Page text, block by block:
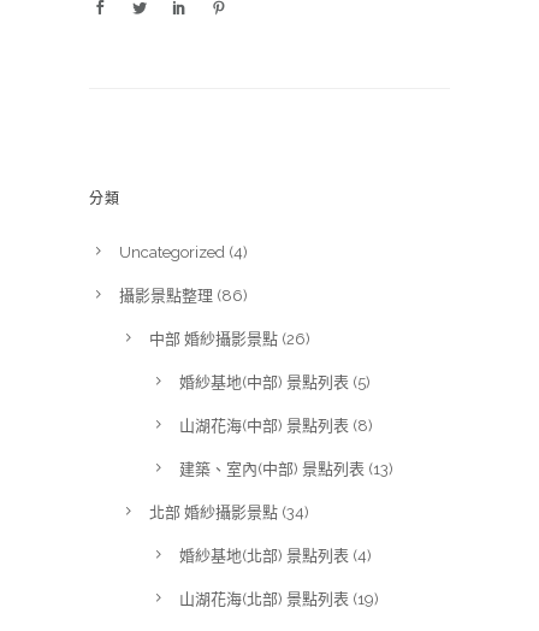
分類
Uncategorized (4)
攝影景點整理 (86)
中部 婚紗攝影景點 (26)
婚紗基地(中部) 景點列表 (5)
山湖花海(中部) 景點列表 (8)
建築、室內(中部) 景點列表 (13)
北部 婚紗攝影景點 (34)
婚紗基地(北部) 景點列表 (4)
山湖花海(北部) 景點列表 (19)